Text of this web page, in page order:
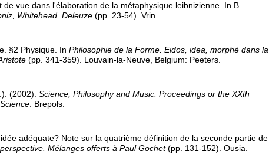
vue dans l'élaboration de la métaphysique leibnizienne. In B.
Whitehead, Deleuze (pp. 23-54). Vrin.
§2 Physique. InPhilosophie de la Forme. Eidos, idea, morphè dans la
(pp. 341-359). Louvain-la-Neuve, Belgium: Peeters.
(2002).Science, Philosophy and Music. Proceedings or the XXth
. Brepols.
adéquate? Note sur la quatrième définition de la seconde partie de
Mélanges offerts à Paul Gochet(pp. 131-152). Ousia.